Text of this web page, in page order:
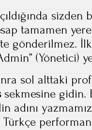
sizden
tamamen
gönderilmez. İlk
(Yönetici)
sol alttaki
sekmesine gidin.
adını
Türkçe